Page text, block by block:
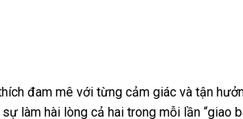
đam mê nơi
nào
với từng cảm giác kiểm
tra
và tận
làm hài lòng cả hai trong mỗi lần “giao